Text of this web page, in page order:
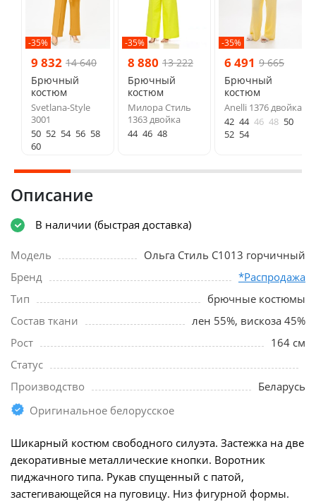
-35%
9 832 14 640
Брючный
костюм
Svetlana-Style
3001
50 52 54 56 58
60
-35%
8 880 13 222
Брючный
костюм
Милора Стиль
1363 двойка
44 46 48
-35%
6 491 9 665
Брючный
костюм
Anelli 1376 двойка
42 44 46 48 50
52 54
Описание
В наличии (быстрая доставка)
Модель
Ольга Стиль С1013 горчичный
Бренд
*Распродажа
Тип
брючные костюмы
Состав ткани
лен 55%, вискоза 45%
Рост
164 см
Статус
Производство
Беларусь
Оригинальное белорусское
Шикарный костюм свободного силуэта. Застежка на две
декоративные металлические кнопки. Воротник
пиджачного типа. Рукав спущенный с патой,
застегивающейся на пуговицу. Низ фигурной формы.